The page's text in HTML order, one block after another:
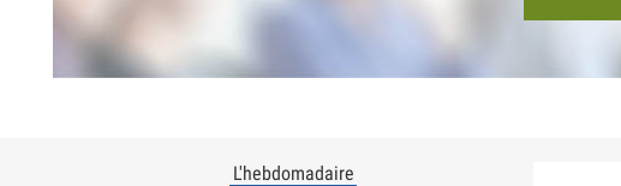
L'hebdomadaire